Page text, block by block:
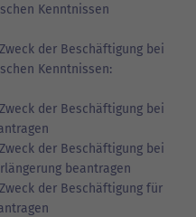
Kenntnissen
der Beschäftigung bei
Kenntnissen:
der Beschäftigung bei
der Beschäftigung bei
beantragen
der Beschäftigung für